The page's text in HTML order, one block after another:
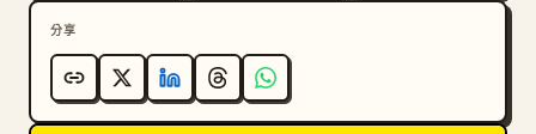
手的形象必須保持一致：相同的臉部、頭盔、眼鏡、身材比
間，維持雨勢強度、濕潤度、霧氣濃度及環境光影的連續
性。
分享